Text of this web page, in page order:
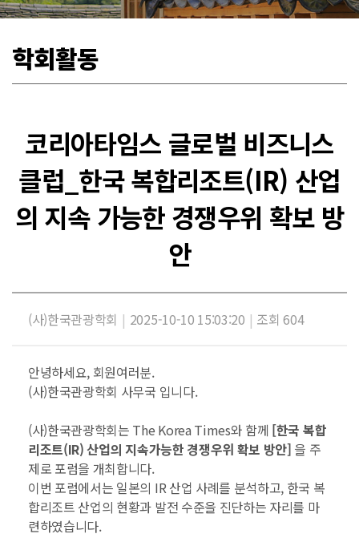
학회활동
코리아타임스 글로벌 비즈니스
클럽_한국 복합리조트(IR) 산업
의 지속 가능한 경쟁우위 확보 방
안
(사)한국관광학회 | 2025-10-10 15:03:20 | 조회 604
안녕하세요, 회원여러분.
(사)한국관광학회 사무국 입니다.
(사)한국관광학회는 The Korea Times와 함께 [한국 복합
리조트(IR) 산업의 지속가능한 경쟁우위 확보 방안] 을 주
제로 포럼을 개최합니다.
이번 포럼에서는 일본의 IR 산업 사례를 분석하고, 한국 복
합리조트 산업의 현황과 발전 수준을 진단하는 자리를 마
련하였습니다.